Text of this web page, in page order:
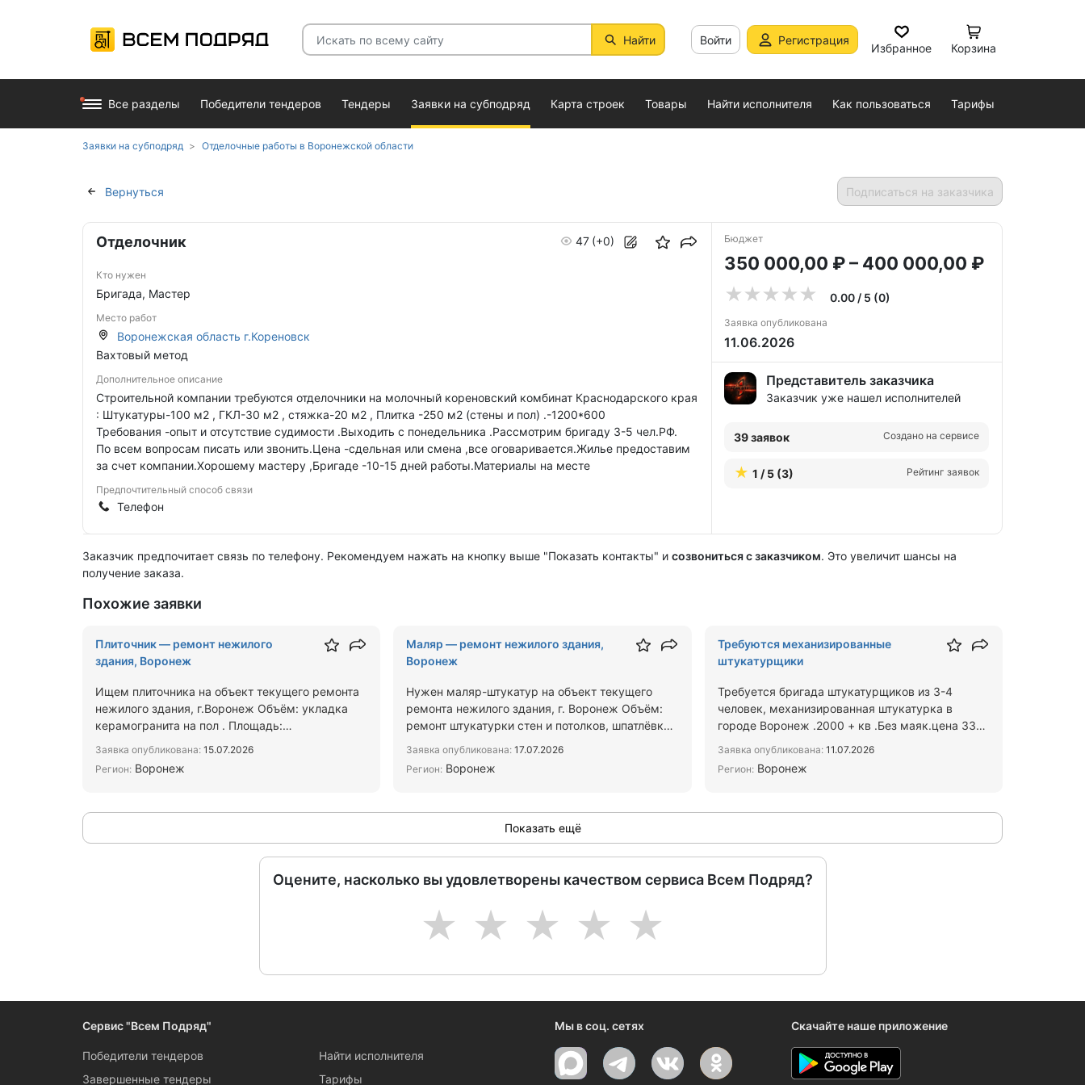
Найти Войти Регистрация
Избранное Корзина
Все разделы Победители тендеров Тендеры Заявки на субподряд Карта строек Товары Найти исполнителя Как пользоваться Тарифы
Заявки на субподряд Отделочные работы в Воронежской области
Вернуться Подписаться на заказчика
Отделочник 47 (+0)
Кто нужен
Бригада, Мастер
Место работ
Воронежская область г.Кореновск
Вахтовый метод
Дополнительное описание
Строительной компании требуются отделочники на молочный кореновский комбинат Краснодарского края
: Штукатуры-100 м2 , ГКЛ-30 м2 , стяжка-20 м2 , Плитка -250 м2 (стены и пол) .-1200*600
Требования -опыт и отсутствие судимости .Выходить с понедельника .Рассмотрим бригаду 3-5 чел.РФ.
По всем вопросам писать или звонить.Цена -сдельная или смена ,все оговаривается.Жилье предоставим
за счет компании.Хорошему мастеру ,Бригаде -10-15 дней работы.Материалы на месте
Предпочтительный способ связи
Телефон
Бюджет
350 000,00 ₽ – 400 000,00 ₽
0.00 / 5 (0)
Заявка опубликована
11.06.2026
Представитель заказчика
Заказчик уже нашел исполнителей
39 заявок Создано на сервисе
1 / 5 (3) Рейтинг заявок
Заказчик предпочитает связь по телефону. Рекомендуем нажать на кнопку выше "Показать контакты" и созвониться с заказчиком. Это увеличит шансы на
получение заказа.
Похожие заявки
Плиточник — ремонт нежилого
здания, Воронеж
Ищем плиточника на объект текущего ремонта
нежилого здания, г.Воронеж Объём: укладка
керамогранита на пол . Площадь:
Заявка опубликована: 15.07.2026
Регион: Воронеж
Маляр — ремонт нежилого здания,
Воронеж
Нужен маляр-штукатур на объект текущего
ремонта нежилого здания, г. Воронеж Объём:
ремонт штукатурки стен и потолков, шпатлёвка
Заявка опубликована: 17.07.2026
Регион: Воронеж
Требуются механизированные
штукатурщики
Требуется бригада штукатурщиков из 3-4
человек, механизированная штукатурка в
городе Воронеж .2000 + кв .Без маяк.цена 330
Заявка опубликована:11.07.2026
Регион:Воронеж
Показать ещё
Оцените, насколько вы удовлетворены качеством сервиса Всем Подряд?
5
4
3
2
1
Сервис "Всем Подряд"
Победители тендеров
Завершенные тендеры
Найти исполнителя
Тарифы
Мы в соц. сетях Скачайте наше приложение